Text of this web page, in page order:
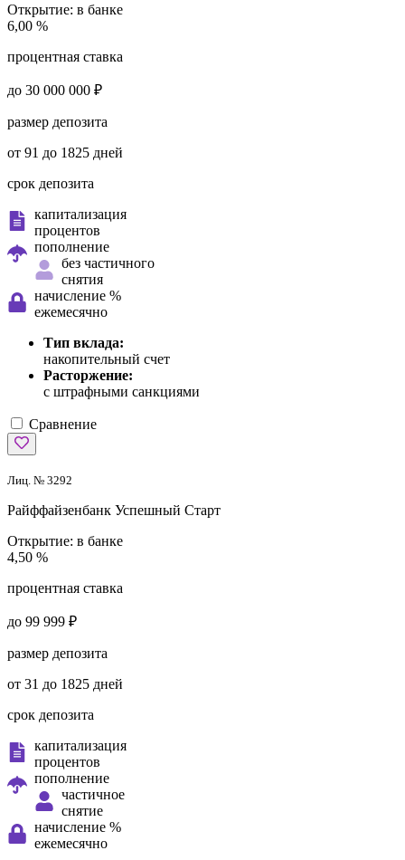
Открытие: в банке
6,00 %
процентная ставка
до 30 000 000 ₽
размер депозита
от 91 до 1825 дней
срок депозита
капитализация
процентов
пополнение
без частичного
снятия
начисление %
ежемесячно
Тип вклада:
накопительный счет
Расторжение:
с штрафными санкциями
Сравнение
Лиц. № 3292
Райффайзенбанк Успешный Старт
Открытие: в банке
4,50 %
процентная ставка
до 99 999 ₽
размер депозита
от 31 до 1825 дней
срок депозита
капитализация
процентов
пополнение
частичное
снятие
начисление %
ежемесячно